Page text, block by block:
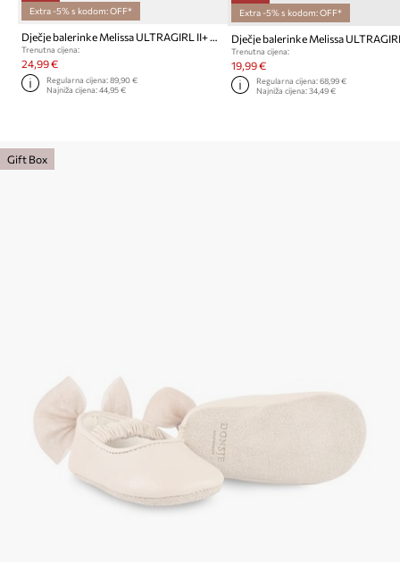
Extra -5% s kodom: OFF*
Dječje balerinke Melissa ULTRAGIRL II+ DISNEY
Trenutna cijena:
24,99 €
Regularna cijena:89,90 €
Najniža cijena:44,95 €
Extra -5% s kodom: OFF*
Dječje balerinke Melissa
Trenutna cijena:
19,99 €
Regularna cijena: 68,99 €
Najniža cijena: 34,49 €
Gift Box